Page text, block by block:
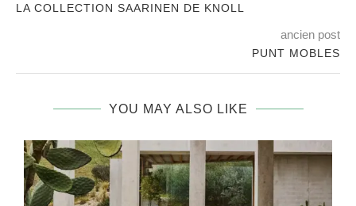
LA COLLECTION SAARINEN DE KNOLL
ancien post
PUNT MOBLES
YOU MAY ALSO LIKE